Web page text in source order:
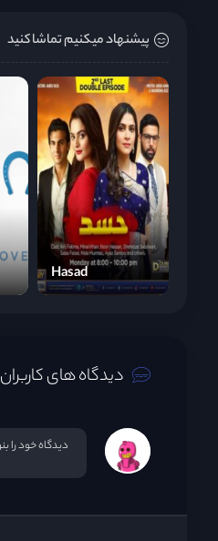
پیشنهاد میکنیم تماشا کنید
Hasad
دیدگاه های کاربران